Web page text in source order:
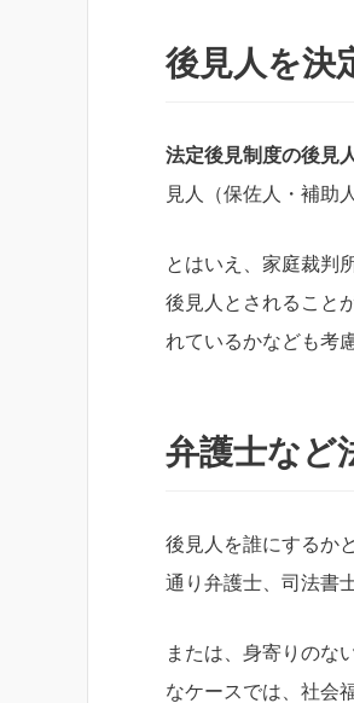
後見人を決
法定後見制度の後見
見人（保佐人・補助
とはいえ、家庭裁判
後見人とされること
れているかなども考
弁護士など
後見人を誰にするか
通り弁護士、司法書
または、身寄りのな
なケースでは、社会